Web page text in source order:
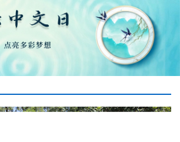
海外 环球
来华 原创
合作办学 留学
专题 实用信息 招聘信息